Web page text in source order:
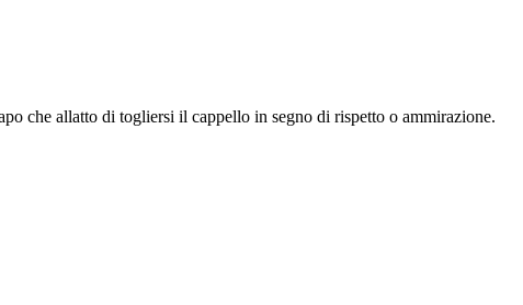
che allatto di togliersi il cappello in segno di rispetto o ammirazione.